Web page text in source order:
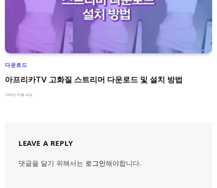
다운로드
아프리카TV 고화질 스트리머 다운로드 및 설치 방법
2026년 07월 22일
LEAVE A REPLY
댓글을 달기 위해서는 로그인해야합니다.